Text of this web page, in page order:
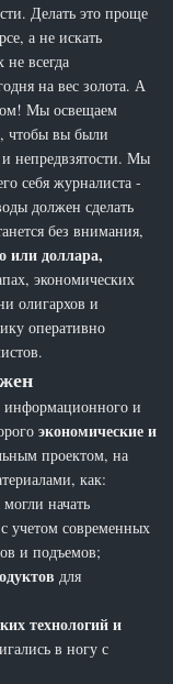
Делать это проще
а не искать
всегда
на вес золота. А
Мы освещаем
чтобы вы были
непредвзятости. Мы
себя журналиста -
должен сделать
без внимания,
или доллара,
экономических
олигархов и
оперативно
информационного и
экономические и
проектом, на
как:
начать
учетом современных
и подъемов;
для
технологий и
в ногу с